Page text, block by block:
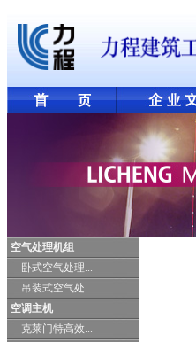
空气处理机组
卧式空气处理...
吊装式空气处...
空调主机
克莱门特高效...